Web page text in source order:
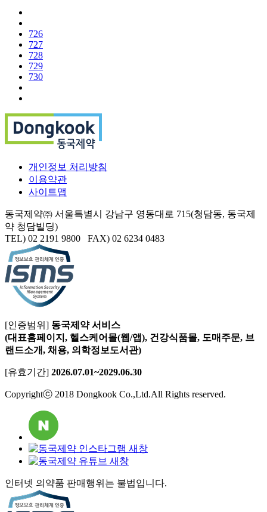
726
727
728
729
730
개인정보 처리방침
이용약관
사이트맵
동국제약㈜ 서울특별시 강남구 영동대로 715(청담동, 동국제
약 청담빌딩)
TEL) 02 2191 9800 FAX) 02 6234 0483
[인증범위] 동국제약 서비스
(대표홈페이지, 헬스케어몰(웹/앱), 건강식품몰, 도매주문, 브
랜드소개, 채용, 의학정보도서관)
[유효기간] 2026.07.01~2029.06.30
Copyrightⓒ 2018 Dongkook Co.,Ltd.All Rights reserved.
인터넷 의약품 판매행위는 불법입니다.